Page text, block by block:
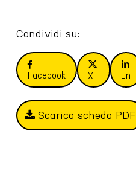
Condividi su:
Facebook X In
Scarica scheda PDF